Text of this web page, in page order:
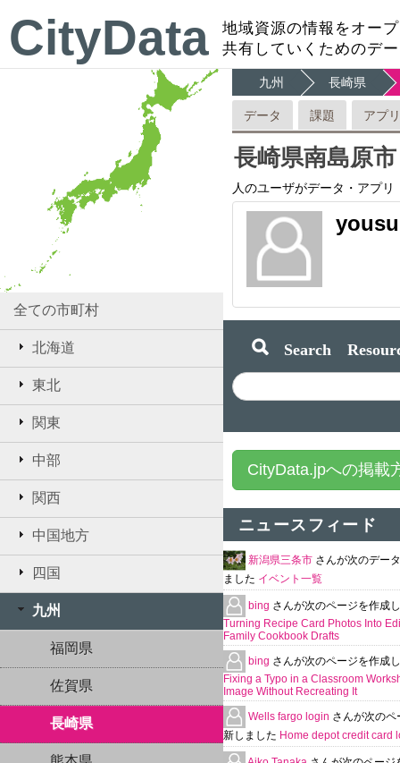
CityData
地域資源の情報をオー
共有していくためのデ
全ての市町村
北海道
東北
関東
中部
関西
中国地方
四国
九州
福岡県
佐賀県
長崎県
九州 長崎県
データ 課題 アプリ
長崎県南島原市
人のユーザがデータ・アプ
Search
CityData.jpへの掲載
ニュースフィード
新潟県三条市 さんが次のデー
ました イベント一覧
bing さんが次のページを作成
Turning Recipe Card Photos Into
Family Cookbook Drafts
bing さんが次のページを作成
Fixing a Typo in a Classroom
Image Without Recreating It
Wells fargo login さんが次のペ
新しました Home depot credit card